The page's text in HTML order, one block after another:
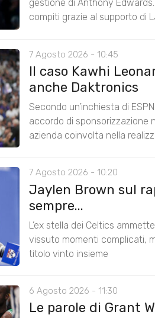
gestione di Anthony
compiti grazie al supporto di
7 Agosto 2026 - 10:45
Il caso Kawhi
anche Daktronics
Secondo un’inchiesta di
accordo di sponsorizzazione
azienda coinvolta nella
7 Agosto 2026 - 10:20
Jaylen Brown sul
sempre...
L’ex stella dei Celtics
vissuto momenti complicati,
titolo vinto insieme
6 Agosto 2026 - 11:30
Le parole di Grant